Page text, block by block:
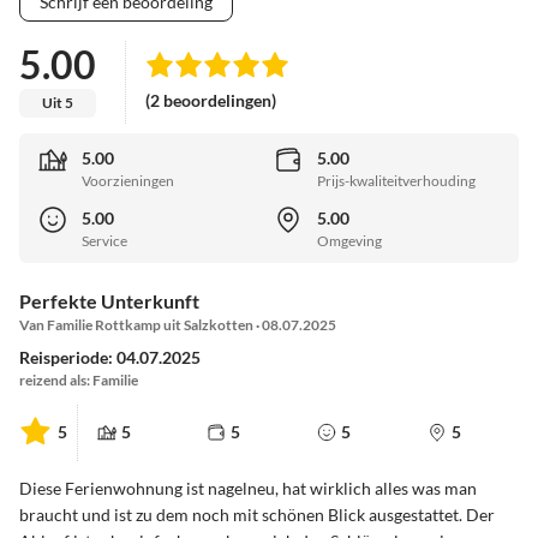
5.00
Uit 5 (2 beoordelingen)
5.00
Voorzieningen
5.00
Prijs-kwaliteitverhouding
5.00
Service
5.00
Omgeving
Perfekte Unterkunft
Van Familie Rottkamp uit Salzkotten · 08.07.2025
Reisperiode: 04.07.2025
reizend als: Familie
5 5 5 5 5
Diese Ferienwohnung ist nagelneu, hat wirklich alles was man
braucht und ist zu dem noch mit schönen Blick ausgestattet. Der